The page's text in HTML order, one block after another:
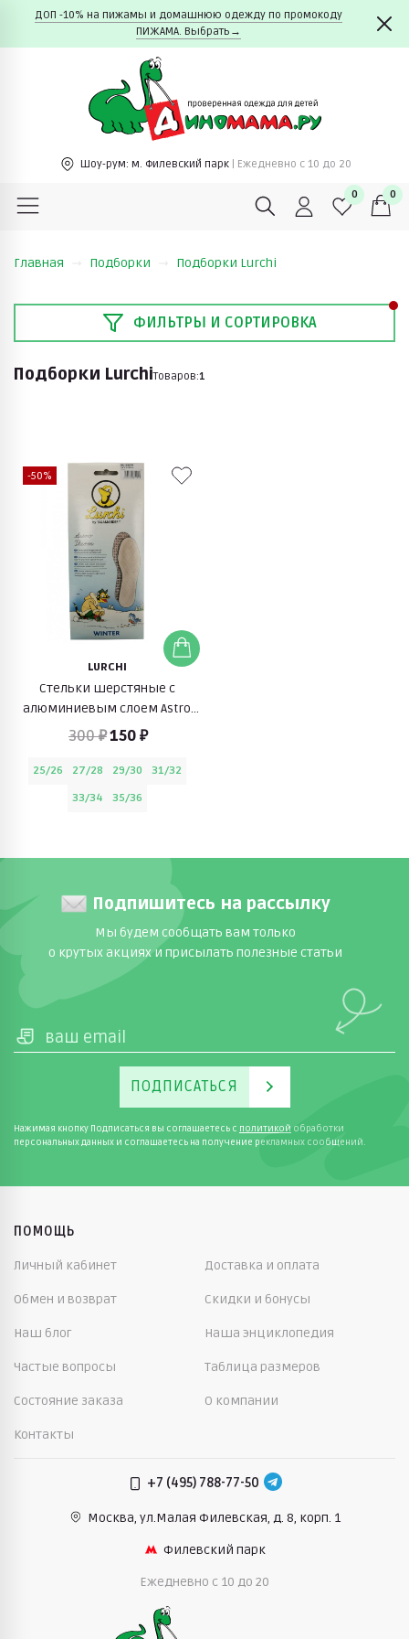
ДОП -10% на пижамы и домашнюю одежду по промокоду
ПИЖАМА. Выбрать→
Шоу-рум: м. Филевский парк | Ежедневно c 10 до 20
0 0
Главная Подборки Подборки Lurchi
ФИЛЬТРЫ И СОРТИРОВКА
Подборки LurchiТоваров:1
-50%
LURCHI
Стельки шерстяные с
алюминиевым слоем Astro
Therm
300 ₽150 ₽
25/26 27/28 29/30
31/32
33/34
35/36
Подпишитесь на рассылку
Мы будем сообщать вам только
о крутых акциях и присылать полезные статьи
ПОДПИСАТЬСЯ
Нажимая кнопку Подписаться вы соглашаетесь с политикой обработки
персональных данных и соглашаетесь на получение рекламных сообщений.
ПОМОЩЬ
Личный кабинет Доставка и оплата
Обмен и возврат Скидки и бонусы
Наш блог Наша энциклопедия
Частые вопросы Таблица размеров
Состояние заказа О компании
Контакты
+7 (495) 788-77-50
Москва, ул.Малая Филевская, д. 8, корп. 1
Филевский парк
Ежедневно c 10 до 20